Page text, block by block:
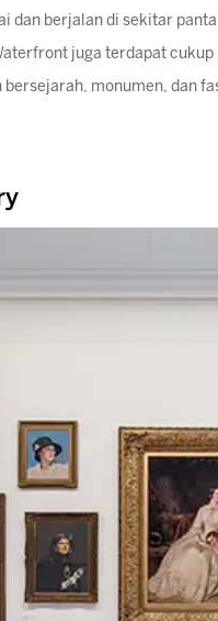
dan berjalan di sekitar
juga terdapat
bersejarah, monumen, dan